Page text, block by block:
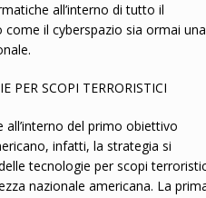
all’interno di tutto il
il cyberspazio sia ormai una
PER SCOPI TERRORISTICI
del primo obiettivo
infatti, la strategia si
tecnologie per scopi
nazionale americana. La